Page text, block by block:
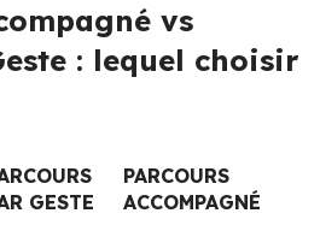
vs
: lequel choisir
GESTE
PARCOURS
ACCOMPAGNÉ